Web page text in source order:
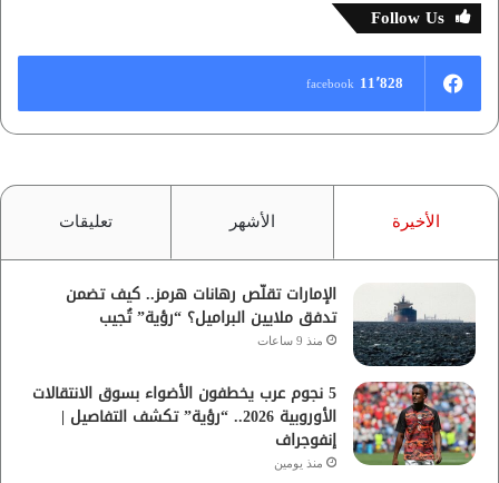
Follow Us
11٬828 facebook
الأخيرة الأشهر تعليقات
الإمارات تقلّص رهانات هرمز.. كيف تضمن
تدفق ملايين البراميل؟ “رؤية” تُجيب
منذ 9 ساعات
5 نجوم عرب يخطفون الأضواء بسوق الانتقالات
الأوروبية 2026.. “رؤية” تكشف التفاصيل |
إنفوجراف
منذ يومين